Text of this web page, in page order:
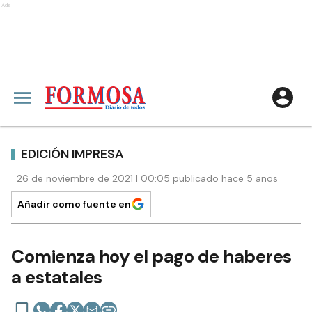
Ads
EDICIÓN IMPRESA
26 de noviembre de 2021 | 00:05 publicado hace 5 años
Añadir como fuente en
Comienza hoy el pago de haberes
a estatales